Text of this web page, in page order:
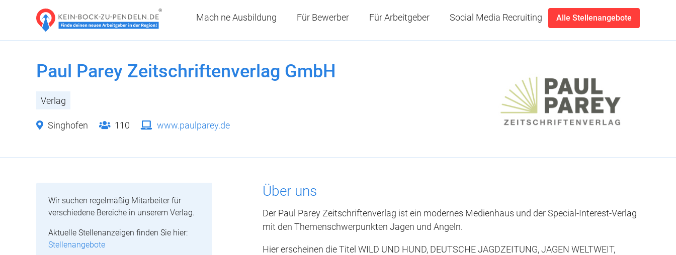
Mach ne Ausbildung Für Bewerber Für Arbeitgeber Social Media Recruiting Alle Stellenangebote
Paul Parey Zeitschriftenverlag GmbH
Verlag
Singhofen 110 www.paulparey.de
Wir suchen regelmäßig Mitarbeiter für
verschiedene Bereiche in unserem Verlag.
Aktuelle Stellenanzeigen finden Sie hier:
Stellenangebote
Über uns
Der Paul Parey Zeitschriftenverlag ist ein modernes Medienhaus und der Special-Interest-Verlag
mit den Themenschwerpunkten Jagen und Angeln.
Hier erscheinen die Titel WILD UND HUND, DEUTSCHE JAGDZEITUNG, JAGEN WELTWEIT,